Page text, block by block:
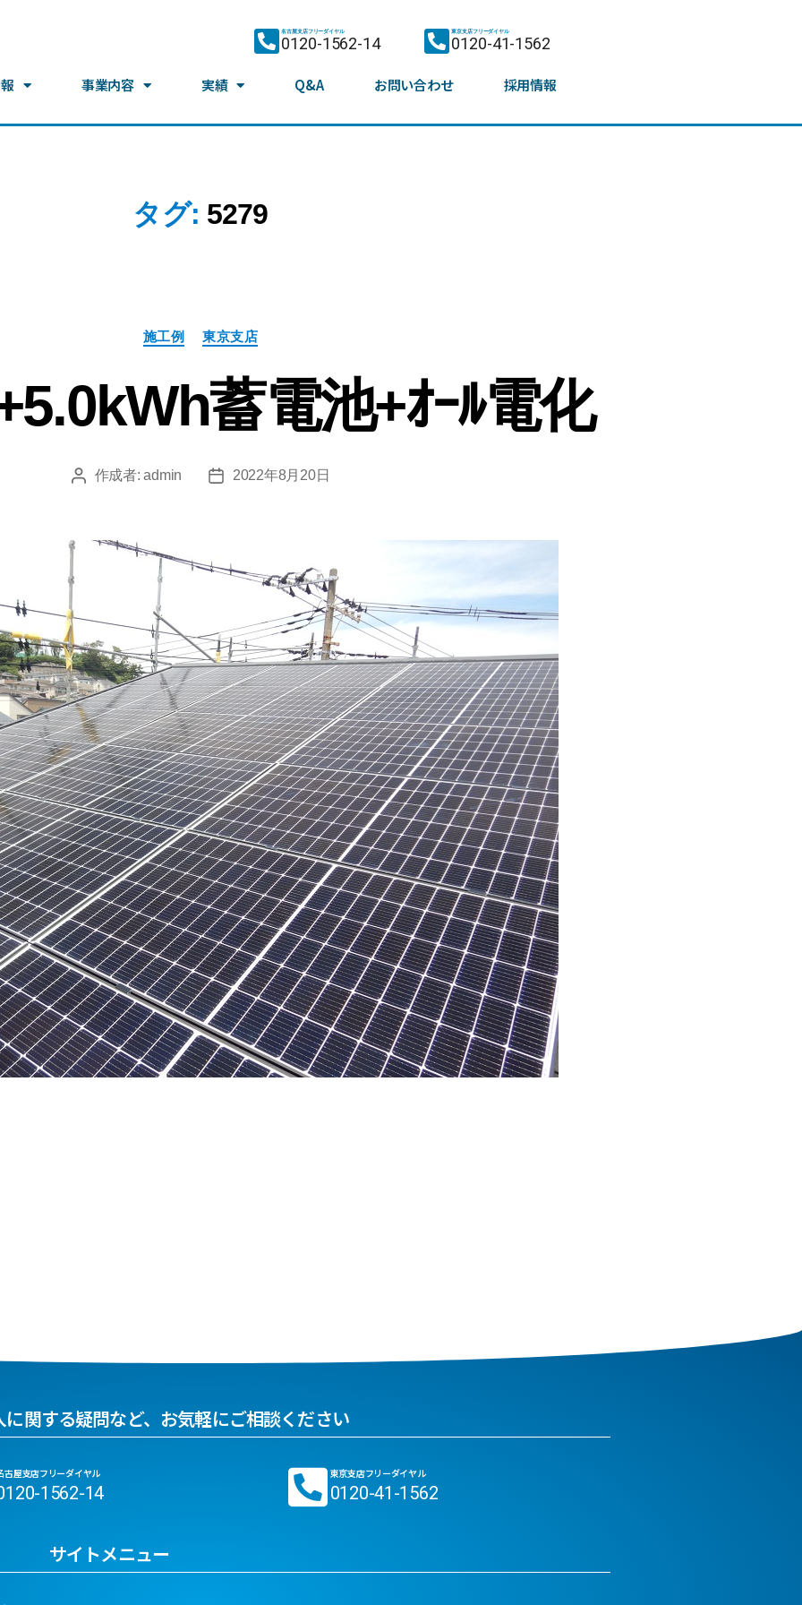
名古屋支店フリーダイヤル
0120-1562-14
東京支店フリーダイヤル
0120-41-1562
事業内容 実績 Q&A お問い合わせ 採用情報
タグ: 5279
施工例 東京支店
蓄電池+ｵｰﾙ電化
作成者:admin 2022年8月20日
関する疑問など、お気軽にご相談ください
古屋支店フリーダイヤル
1562-14
東京支店フリーダイヤル
0120-41-1562
サイトメニュー